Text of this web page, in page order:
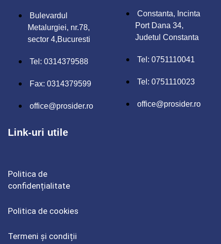
Bulevardul
Metalurgiei, nr.78,
sector 4,Bucuresti
Tel: 0314379588
Fax: 0314379599
office@prosider.ro
Constanta, Incinta
Port Dana 34,
Judetul Constanta
Tel: 0751110041
Tel: 0751110023
office@prosider.ro
Link-uri utile
Politica de
confidențialitate
Politica de cookies
Termeni și condiții